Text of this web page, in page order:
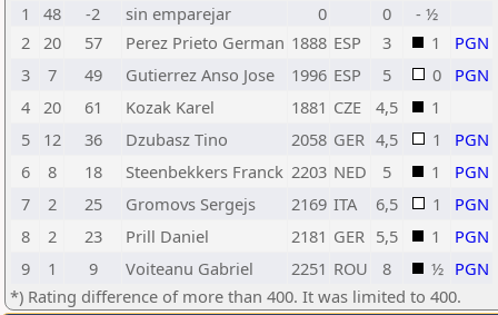
1
48 -2 sin emparejar 0 0
- ½
2 20 57 Perez Prieto German 1888 ESP 3 1
PGN
3
7 49 Gutierrez Anso Jose 1996 ESP 5 0
PGN
4 20 61 Kozak Karel 1881 CZE 4,5
1
5
12 36 Dzubasz Tino 2058 GER 4,5 1
PGN
6
8 18 Steenbekkers Franck 2203 NED 5 1
PGN
7
2 25 Gromovs Sergejs 2169 ITA 6,5 1
PGN
8
2 23 Prill Daniel 2181 GER 5,5 1
PGN
9
1 9 Voiteanu Gabriel 2251 ROU 8 ½ PGN
*) Rating difference of more than 400. It was limited to 400.